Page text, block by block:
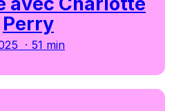
Perry
· 51 min